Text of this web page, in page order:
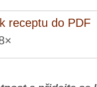
receptu do PDF